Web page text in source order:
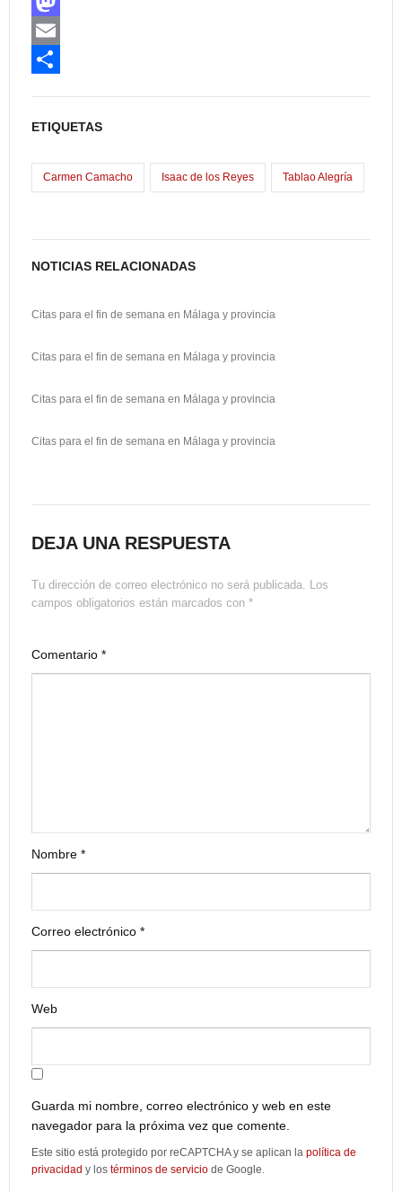
a
c
M
aE
t
r
ETIQUETAS
Carmen Camacho Isaac de los Reyes Tablao Alegría
NOTICIAS RELACIONADAS
Citas para el fin de semana en Málaga y provincia
Citas para el fin de semana en Málaga y provincia
Citas para el fin de semana en Málaga y provincia
Citas para el fin de semana en Málaga y provincia
DEJA UNA RESPUESTA
Tu dirección de correo electrónico no será publicada. Los
campos obligatorios están marcados con *
Comentario *
Nombre *
Correo electrónico *
Web
Guarda mi nombre, correo electrónico y web en este
navegador para la próxima vez que comente.
Este sitio está protegido por reCAPTCHA y se aplican la política de
privacidad y los términos de servicio de Google.